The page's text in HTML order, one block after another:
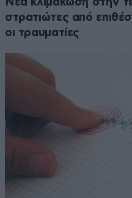
στρατιώτες από
οι τραυματίες